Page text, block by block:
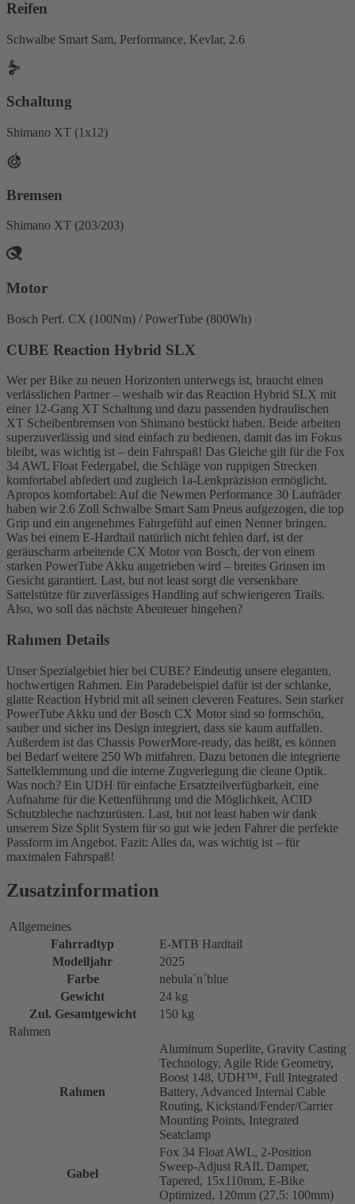
Reifen
Schwalbe Smart Sam, Performance, Kevlar, 2.6
Schaltung
Shimano XT (1x12)
Bremsen
Shimano XT (203/203)
Motor
Bosch Perf. CX (100Nm) / PowerTube (800Wh)
CUBE Reaction Hybrid SLX
Wer per Bike zu neuen Horizonten unterwegs ist, braucht einen
verlässlichen Partner – weshalb wir das Reaction Hybrid SLX mit
einer 12-Gang XT Schaltung und dazu passenden hydraulischen
XT Scheibenbremsen von Shimano bestückt haben. Beide arbeiten
superzuverlässig und sind einfach zu bedienen, damit das im Fokus
bleibt, was wichtig ist – dein Fahrspaß! Das Gleiche gilt für die Fox
34 AWL Float Federgabel, die Schläge von ruppigen Strecken
komfortabel abfedert und zugleich 1a-Lenkpräzision ermöglicht.
Apropos komfortabel: Auf die Newmen Performance 30 Laufräder
haben wir 2.6 Zoll Schwalbe Smart Sam Pneus aufgezogen, die top
Grip und ein angenehmes Fahrgefühl auf einen Nenner bringen.
Was bei einem E-Hardtail natürlich nicht fehlen darf, ist der
geräuscharm arbeitende CX Motor von Bosch, der von einem
starken PowerTube Akku angetrieben wird – breites Grinsen im
Gesicht garantiert. Last, but not least sorgt die versenkbare
Sattelstütze für zuverlässiges Handling auf schwierigeren Trails.
Also, wo soll das nächste Abenteuer hingehen?
Rahmen Details
Unser Spezialgebiet hier bei CUBE? Eindeutig unsere eleganten,
hochwertigen Rahmen. Ein Paradebeispiel dafür ist der schlanke,
glatte Reaction Hybrid mit all seinen cleveren Features. Sein starker
PowerTube Akku und der Bosch CX Motor sind so formschön,
sauber und sicher ins Design integriert, dass sie kaum auffallen.
Außerdem ist das Chassis PowerMore-ready, das heißt, es können
bei Bedarf weitere 250 Wh mitfahren. Dazu betonen die integrierte
Sattelklemmung und die interne Zugverlegung die cleane Optik.
Was noch? Ein UDH für einfache Ersatzteilverfügbarkeit, eine
Aufnahme für die Kettenführung und die Möglichkeit, ACID
Schutzbleche nachzurüsten. Last, but not least haben wir dank
unserem Size Split System für so gut wie jeden Fahrer die perfekte
Passform im Angebot. Fazit: Alles da, was wichtig ist – für
maximalen Fahrspaß!
Zusatzinformation
Allgemeines
Fahrradtyp
E-MTB Hardtail
Modelljahr
2025
Farbe
nebula´n´blue
Gewicht
24 kg
Zul. Gesamtgewicht
150 kg
Rahmen
Rahmen
Aluminum Superlite, Gravity Casting
Technology, Agile Ride Geometry,
Boost 148, UDH™, Full Integrated
Battery, Advanced Internal Cable
Routing, Kickstand/Fender/Carrier
Mounting Points, Integrated
Seatclamp
Gabel
Fox 34 Float AWL, 2-Position
Sweep-Adjust RAIL Damper,
Tapered, 15x110mm, E-Bike
Optimized, 120mm (27,5: 100mm)